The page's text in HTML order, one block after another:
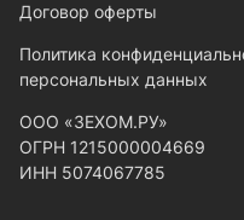
Договор оферты
Политика
персональных данных
ООО «ЗЕХОМ.РУ»
ОГРН 1215000004669
ИНН 5074067785